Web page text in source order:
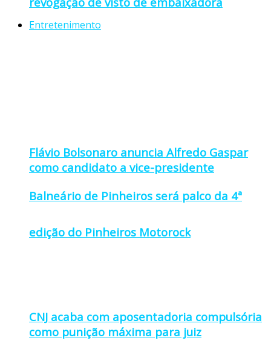
Entretenimento
Balneário de Pinheiros será palco da 4ª
edição do Pinheiros Motorock
Flávio Bolsonaro anuncia Alfredo Gaspar
como candidato a vice-presidente
CNJ acaba com aposentadoria compulsória
como punição máxima para juiz